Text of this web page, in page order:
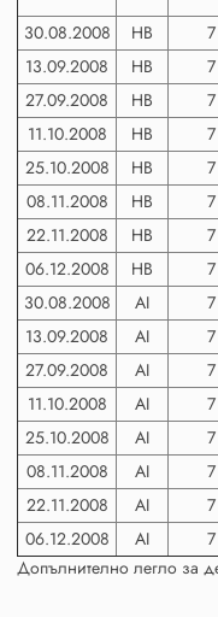
30.08.2008
НВ 7
13.09.2008
НВ 7
27.09.2008
HB 7
11.10.2008
НВ 7
25.10.2008
НВ 7
08.11.2008
НВ 7
22.11.2008
НВ 7
06.12.2008
HB 7
30.08.2008
AI 7
13.09.2008
AI 7
27.09.2008
AI 7
11.10.2008
AI 7
25.10.2008
AI 7
08.11.2008
AI 7
22.11.2008
AI 7
06.12.2008
AI 7
Допълнително легло за